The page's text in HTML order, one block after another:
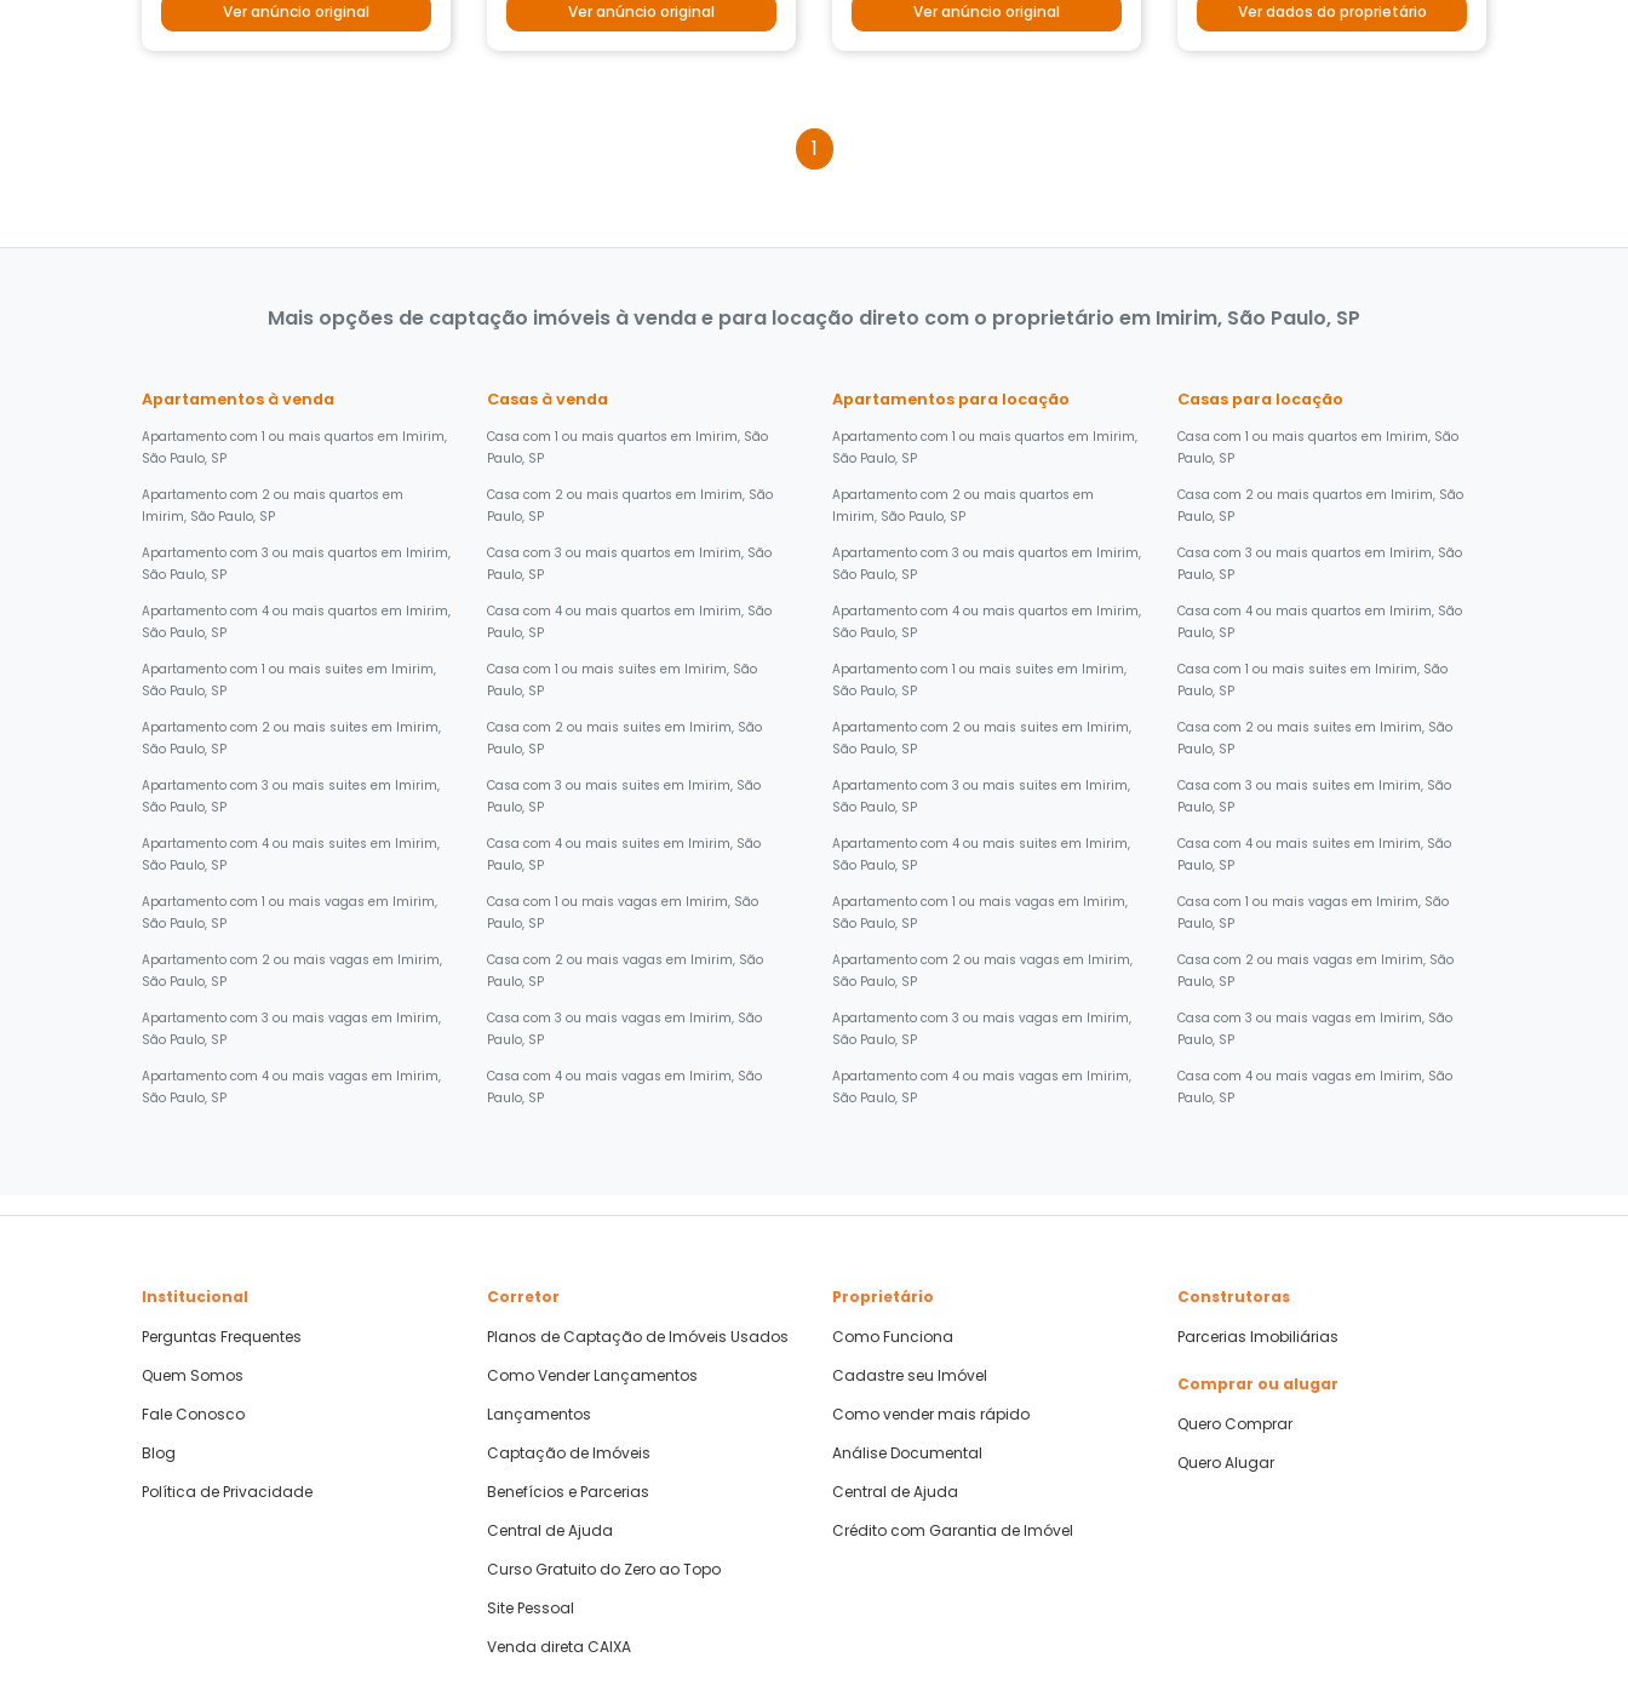
Ver anúncio original Ver anúncio original Ver anúncio original Ver dados do proprietário
1
Mais opções de captação imóveis à venda e para locação direto com o proprietário em Imirim, São Paulo, SP
Apartamentos à venda
Apartamento com 1 ou mais quartos em Imirim,
São Paulo, SP
Apartamento com 2 ou mais quartos em
Imirim, São Paulo, SP
Apartamento com 3 ou mais quartos em Imirim,
São Paulo, SP
Apartamento com 4 ou mais quartos em Imirim,
São Paulo, SP
Apartamento com 1 ou mais suites em Imirim,
São Paulo, SP
Apartamento com 2 ou mais suites em Imirim,
São Paulo, SP
Apartamento com 3 ou mais suites em Imirim,
São Paulo, SP
Apartamento com 4 ou mais suites em Imirim,
São Paulo, SP
Apartamento com 1 ou mais vagas em Imirim,
São Paulo, SP
Apartamento com 2 ou mais vagas em Imirim,
São Paulo, SP
Apartamento com 3 ou mais vagas em Imirim,
São Paulo, SP
Apartamento com 4 ou mais vagas em Imirim,
São Paulo, SP
Casas à venda
Casa com 1 ou mais quartos em Imirim, São
Paulo, SP
Casa com 2 ou mais quartos em Imirim, São
Paulo, SP
Casa com 3 ou mais quartos em Imirim, São
Paulo, SP
Casa com 4 ou mais quartos em Imirim, São
Paulo, SP
Casa com 1 ou mais suites em Imirim, São
Paulo, SP
Casa com 2 ou mais suites em Imirim, São
Paulo, SP
Casa com 3 ou mais suites em Imirim, São
Paulo, SP
Casa com 4 ou mais suites em Imirim, São
Paulo, SP
Casa com 1 ou mais vagas em Imirim, São
Paulo, SP
Casa com 2 ou mais vagas em Imirim, São
Paulo, SP
Casa com 3 ou mais vagas em Imirim, São
Paulo, SP
Casa com 4 ou mais vagas em Imirim, São
Paulo, SP
Apartamentos para locação
Apartamento com 1 ou mais quartos em Imirim,
São Paulo, SP
Apartamento com 2 ou mais quartos em
Imirim, São Paulo, SP
Apartamento com 3 ou mais quartos em Imirim,
São Paulo, SP
Apartamento com 4 ou mais quartos em Imirim,
São Paulo, SP
Apartamento com 1 ou mais suites em Imirim,
São Paulo, SP
Apartamento com 2 ou mais suites em Imirim,
São Paulo, SP
Apartamento com 3 ou mais suites em Imirim,
São Paulo, SP
Apartamento com 4 ou mais suites em Imirim,
São Paulo, SP
Apartamento com 1 ou mais vagas em Imirim,
São Paulo, SP
Apartamento com 2 ou mais vagas em Imirim,
São Paulo, SP
Apartamento com 3 ou mais vagas em Imirim,
São Paulo, SP
Apartamento com 4 ou mais vagas em Imirim,
São Paulo, SP
Casas para locação
Casa com 1 ou mais quartos em Imirim, São
Paulo, SP
Casa com 2 ou mais quartos em Imirim, São
Paulo, SP
Casa com 3 ou mais quartos em Imirim, São
Paulo, SP
Casa com 4 ou mais quartos em Imirim, São
Paulo, SP
Casa com 1 ou mais suites em Imirim, São
Paulo, SP
Casa com 2 ou mais suites em Imirim, São
Paulo, SP
Casa com 3 ou mais suites em Imirim, São
Paulo, SP
Casa com 4 ou mais suites em Imirim, São
Paulo, SP
Casa com 1 ou mais vagas em Imirim, São
Paulo, SP
Casa com 2 ou mais vagas em Imirim, São
Paulo, SP
Casa com 3 ou mais vagas em Imirim, São
Paulo, SP
Casa com 4 ou mais vagas em Imirim, São
Paulo, SP
Institucional
Perguntas Frequentes
Quem Somos
Fale Conosco
Blog
Política de Privacidade
Corretor
Planos de Captação de Imóveis Usados
Como Vender Lançamentos
Lançamentos
Captação de Imóveis
Benefícios e Parcerias
Central de Ajuda
Curso Gratuito do Zero ao Topo
Site Pessoal
Venda direta CAIXA
Proprietário
Como Funciona
Cadastre seu Imóvel
Como vender mais rápido
Análise Documental
Central de Ajuda
Crédito com Garantia de Imóvel
Construtoras
Parcerias Imobiliárias
Comprar ou alugar
Quero Comprar
Quero Alugar